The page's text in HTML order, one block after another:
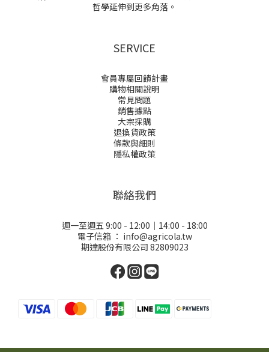
哲學延伸到更多角落。
SERVICE
會員專屬回饋計畫
購物相關說明
常見問題
銷售據點
大宗採購
退換貨政策
條款與細則
隱私權政策
聯絡我們
週一至週五 9:00 - 12:00｜14:00 - 18:00
電子信箱 ： info@agricola.tw
期達股份有限公司 82809023